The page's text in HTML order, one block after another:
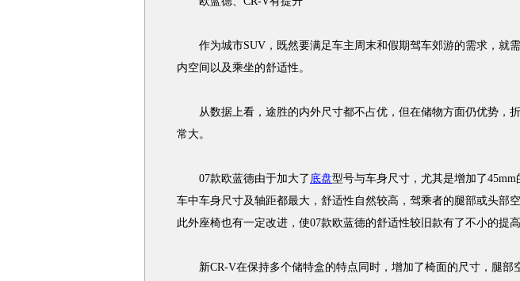
作为城市SUV，既然要满足车主周末和假期驾车郊游的需求，就
内空间以及乘坐的舒适性。
从数据上看，途胜的内外尺寸都不占优，但在储物方面仍优势，
常大。
07款欧蓝德由于加大了 底盘型号与车身尺寸，尤其是增加了45mm
车中车身尺寸及轴距都最大，舒适性自然较高，驾乘者的腿部或头部
此外座椅也有一定改进，使07款欧蓝德的舒适性较旧款有了不小的提高
新CR-V在保持多个储特盒的特点同时，增加了椅面的尺寸，腿部